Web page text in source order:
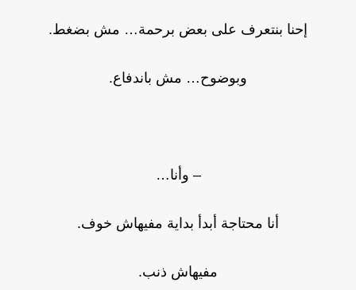
إحنا بنتعرف على بعض برحمة… مش بضغط.
وبوضوح… مش باندفاع.
– وأنا…
أنا محتاجة أبدأ بداية مفيهاش خوف.
مفيهاش ذنب.